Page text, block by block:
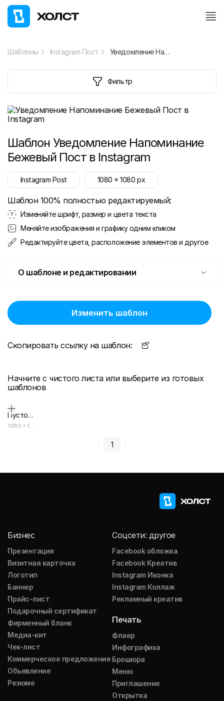
Шаблоны Instagram Пост Уведомление Напоминание Бежевый Пост в Instagram
Фильтр
Шаблон Уведомление Напоминание
Бежевый Пост в Instagram
Instagram Post 1080 x1080 px
Шаблон 100% полностью редактируемый:
Изменяйте шрифт, размер и цвета текста
Меняйте изображения и графику одним кликом
Редактируйте цвета, расположение элементов и другое
О шаблоне и редактировании
Изменить шаблон
Скопировать ссылку на шаблон:
Начните с чистого листа или выберите из готовых
шаблонов
Пустой дизайн-макет
1080 × 1080
1
Бизнес
Презентация
Визитная карточка
Логотип
Баннер
Прайс-лист
Подарочный сертификат
Фирменный бланк
Медиа-кит
Чек-лист
Коммерческое предложение
Объявление
Резюме
Соцсети: другое
Facebook обложка
Facebook Креатив
Instagram Иконка
Instagram Коллаж
Рекламный креатив
Печать
Флаер
Инфографика
Брошюра
Меню
Приглашение
Открытка